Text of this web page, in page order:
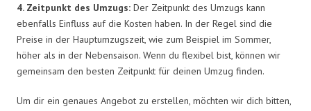
4. Zeitpunkt des Umzugs: Der Zeitpunkt des Umzugs kann
ebenfalls Einfluss auf die Kosten haben. In der Regel sind die
Preise in der Hauptumzugszeit, wie zum Beispiel im Sommer,
höher als in der Nebensaison. Wenn du flexibel bist, können wir
gemeinsam den besten Zeitpunkt für deinen Umzug finden.
Um dir ein genaues Angebot zu erstellen, möchten wir dich bitten,